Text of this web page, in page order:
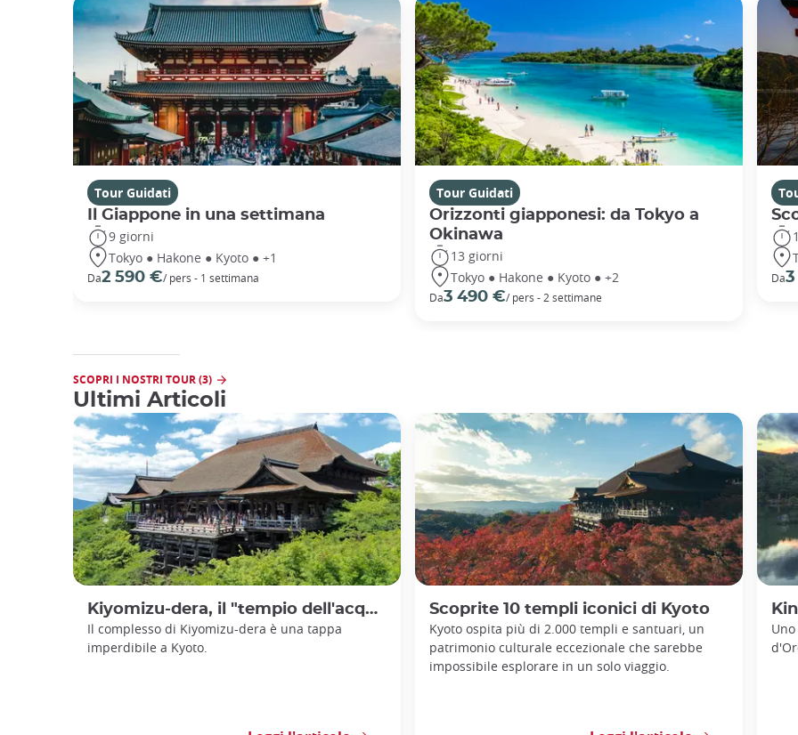
Tour Guidati
Il Giappone in una settimana
9 giorni
Tokyo ● Hakone ● Kyoto ● +1
Da2 590 €/ pers - 1 settimana
Tour Guidati
Orizzonti giapponesi: da Tokyo a
Okinawa
13 giorni
Tokyo ● Hakone ● Kyoto ● +2
Da3 490 €/ pers - 2 settimane
Da
SCOPRI I NOSTRI TOUR (3)
Ultimi Articoli
Kiyomizu-dera, il "tempio dell'acqua pura" a Kyoto
Il complesso di Kiyomizu-dera è una tappa
imperdibile a Kyoto.
Scoprite 10 templi iconici di Kyoto
Kyoto ospita più di 2.000 templi e santuari, un
patrimonio culturale eccezionale che sarebbe
impossibile esplorare in un solo viaggio.